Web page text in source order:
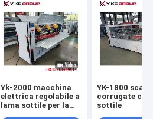
Yk-2000 macchina
elettrica regolabile a
lama sottile per la
YK-1800
corrugate con
sottile